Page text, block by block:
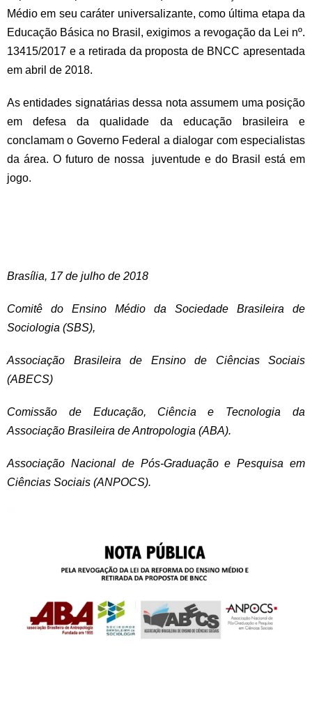
Médio em seu caráter universalizante, como última etapa da
Educação Básica no Brasil, exigimos a revogação da Lei nº.
13415/2017 e a retirada da proposta de BNCC apresentada
em abril de 2018.
As entidades signatárias dessa nota assumem uma posição
em defesa da qualidade da educação brasileira e
conclamam o Governo Federal a dialogar com especialistas
da área. O futuro de nossa juventude e do Brasil está em
jogo.
Brasília, 17 de julho de 2018
Comitê do Ensino Médio da Sociedade Brasileira de
Sociologia (SBS),
Associação Brasileira de Ensino de Ciências Sociais
(ABECS)
Comissão de Educação, Ciência e Tecnologia da
Associação Brasileira de Antropologia (ABA).
Associação Nacional de Pós-Graduação e Pesquisa em
Ciências Sociais (ANPOCS).